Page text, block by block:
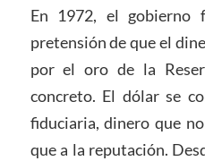
En 1972, el gobierno
pretensión de que el
por el oro de la
concreto. El dólar se
fiduciaria, dinero que
que a la reputación.